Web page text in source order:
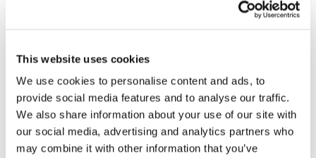
This website uses cookies
We use cookies to personalise content and ads, to
provide social media features and to analyse our traffic.
We also share information about your use of our site with
our social media, advertising and analytics partners who
may combine it with other information that you’ve